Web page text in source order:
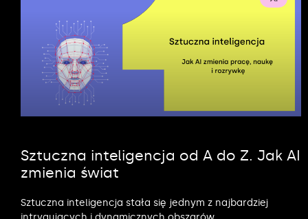
Sztuczna inteligencja od A do Z. Jak AI
zmienia świat
Sztuczna inteligencja stała się jednym z najbardziej